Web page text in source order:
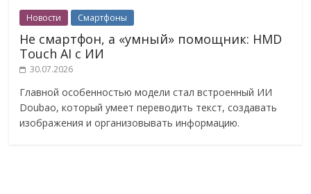
Новости Смартфоны
Не смартфон, а «умный» помощник: HMD
Touch AI с ИИ
30.07.2026
Главной особенностью модели стал встроенный ИИ
Doubao, который умеет переводить текст, создавать
изображения и организовывать информацию.